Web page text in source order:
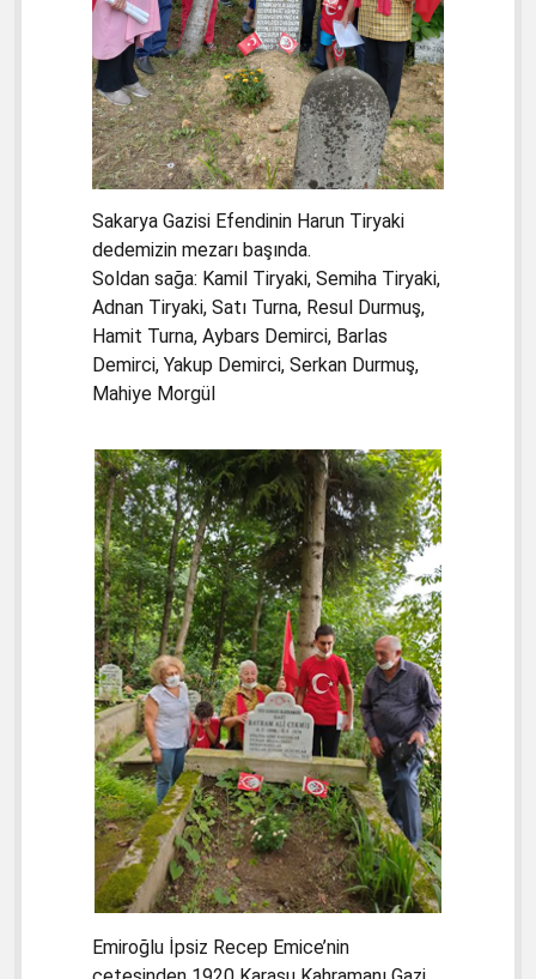
Sakarya Gazisi Efendinin Harun Tiryaki
dedemizin mezarı başında.
Soldan sağa: Kamil Tiryaki, Semiha Tiryaki,
Adnan Tiryaki, Satı Turna, Resul Durmuş,
Hamit Turna, Aybars Demirci, Barlas
Demirci, Yakup Demirci, Serkan Durmuş,
Mahiye Morgül
Emiroğlu İpsiz Recep Emice’nin